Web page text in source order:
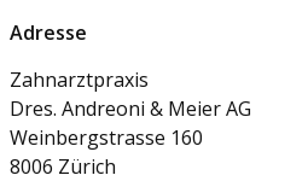
Adresse
Zahnarztpraxis
Dres. Andreoni & Meier AG
Weinbergstrasse 160
8006 Zürich